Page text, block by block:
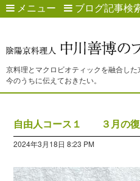
メニュー ブログ記事検
京料理とマクロビオティックを融合した
今のうちに伝えておきたい。
自由人コース１ ３月の
2024年3月18日 8:23 PM